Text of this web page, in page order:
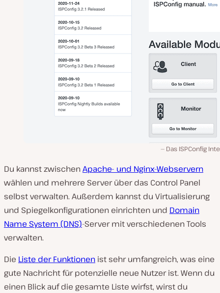
Das ISPConfig
Du kannst zwischenApache- und Nginx-Webservern
wählen und mehrere Server über das Control Panel
selbst verwalten. Außerdem kannst du Virtualisierung
und Spiegelkonfigurationen einrichten und Domain
Name System (DNS)-Server mit verschiedenen Tools
verwalten.
Die Liste der Funktionen ist sehr umfangreich, was eine
gute Nachricht für potenzielle neue Nutzer ist. Wenn du
einen Blick auf die gesamte Liste wirfst, wirst du